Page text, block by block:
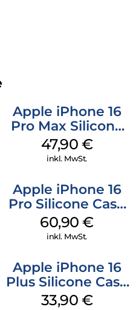
Apple iPhone 16
Pro Max Silicone
Case MagSafe
Black
47,90 €
inkl. MwSt.
Apple iPhone 16
Pro Silicone Case
MagSafe Stone
Gray
60,90€
inkl. MwSt.
Apple iPhone 16
Plus Silicone Case
MagSafe Lake
33,90 €